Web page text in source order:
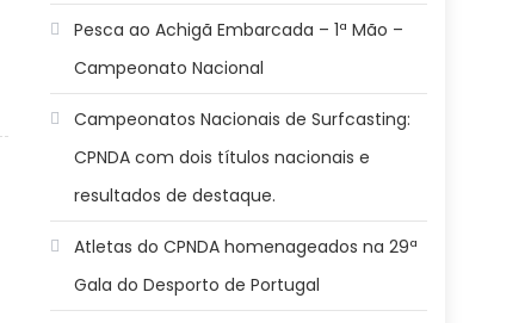
Pesca ao Achigã Embarcada – 1ª Mão –
Campeonato Nacional
Campeonatos Nacionais de Surfcasting:
CPNDA com dois títulos nacionais e
resultados de destaque.
Atletas do CPNDA homenageados na 29ª
Gala do Desporto de Portugal